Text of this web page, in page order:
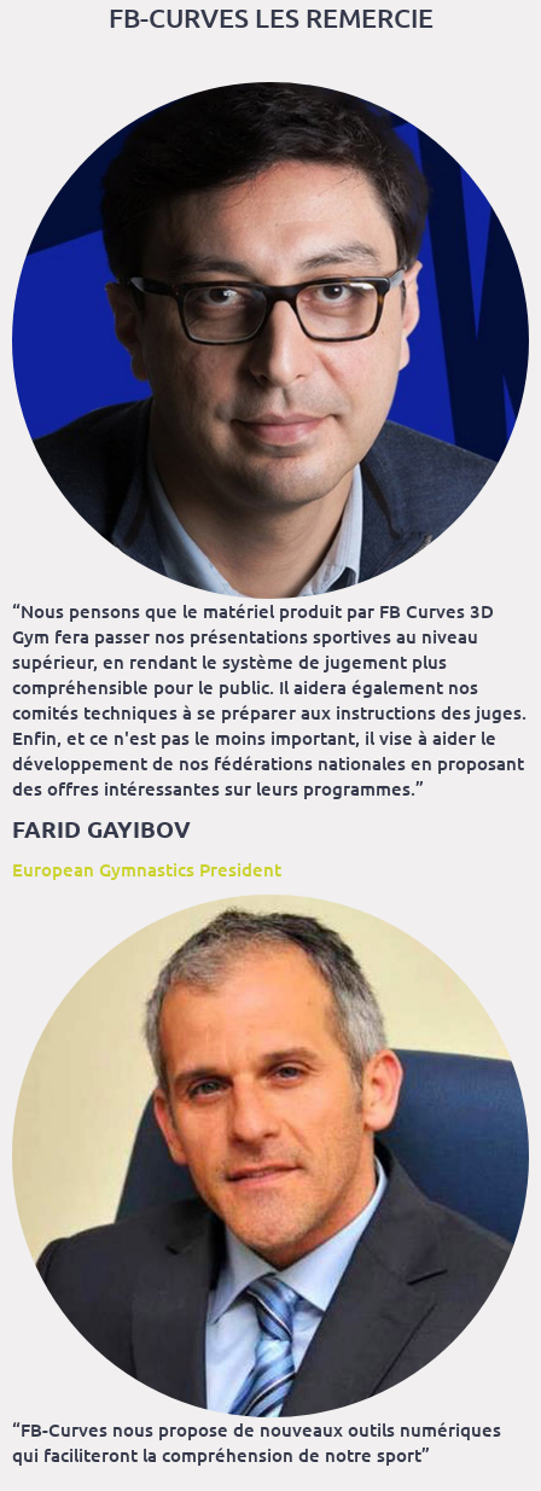
FB-CURVES LES REMERCIE
“Nous pensons que le matériel produit par FB Curves 3D
Gym fera passer nos présentations sportives au niveau
supérieur, en rendant le système de jugement plus
compréhensible pour le public. Il aidera également nos
comités techniques à se préparer aux instructions des juges.
Enfin, et ce n'est pas le moins important, il vise à aider le
développement de nos fédérations nationales en proposant
des offres intéressantes sur leurs programmes.”
FARID GAYIBOV
European Gymnastics President
“FB-Curves nous propose de nouveaux outils numériques
qui faciliteront la compréhension de notre sport”